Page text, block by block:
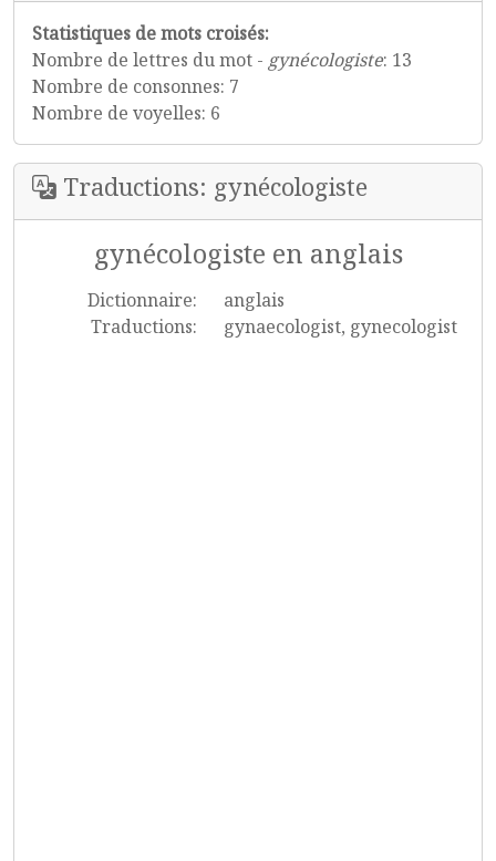
Statistiques de mots croisés:
Nombre de lettres du mot - gynécologiste: 13
Nombre de consonnes: 7
Nombre de voyelles: 6
Traductions: gynécologiste
gynécologiste en anglais
Dictionnaire:
anglais
Traductions:
gynaecologist, gynecologist